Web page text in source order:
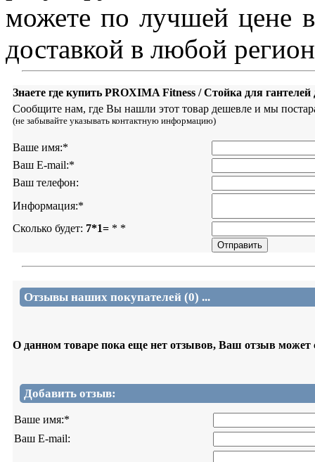
можете по лучшей цене
доставкой в любой
Знаете где купить PROXIMA Fitness / Стойка для
Сообщите нам, где Вы нашли этот товар дешевле и мы
(не забывайте указывать контактную информацию)
Ваше имя:*
Ваш E-mail:*
Ваш телефон:
Информация:*
Сколько будет: 7*1= * *
Отзывы наших покупателей (0) ...
О данном товаре пока еще нет отзывов, Ваш отзыв может
Добавить отзыв:
Ваше имя:*
Ваш E-mail: